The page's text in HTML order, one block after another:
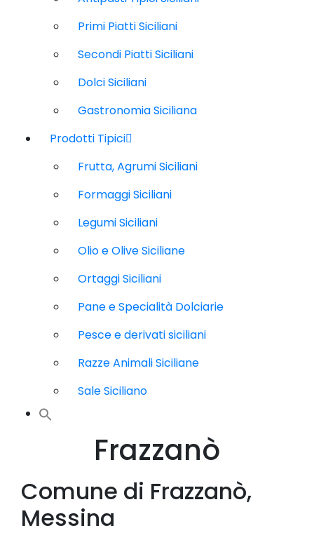
Primi Piatti Siciliani
Secondi Piatti Siciliani
Dolci Siciliani
Gastronomia Siciliana
Prodotti Tipici
Frutta, Agrumi Siciliani
Formaggi Siciliani
Legumi Siciliani
Olio e Olive Siciliane
Ortaggi Siciliani
Pane e Specialità Dolciarie
Pesce e derivati siciliani
Razze Animali Siciliane
Sale Siciliano
Frazzanò
Comune di Frazzanò,
Messina